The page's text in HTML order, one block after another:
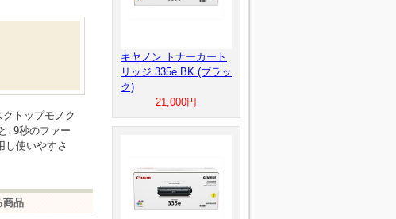
トップモノク
､9秒のファー
し使いやすさ
商品
キヤノン トナーカート
リッジ 335e BK (ブラッ
ク)
21,000円